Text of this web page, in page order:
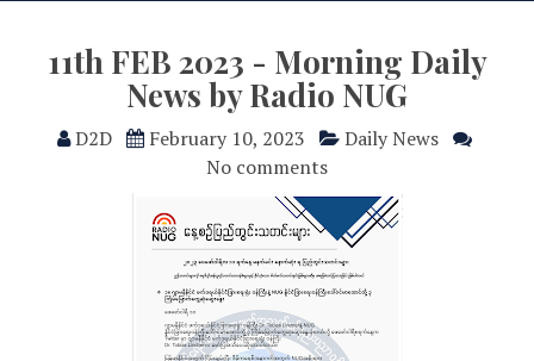
11th FEB 2023 - Morning Daily
News by Radio NUG
D2D February 10, 2023
Daily News
No comments